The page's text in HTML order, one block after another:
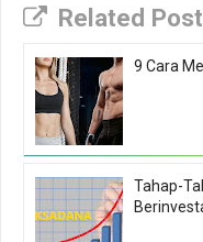
Related
9 Cara
Tahap-